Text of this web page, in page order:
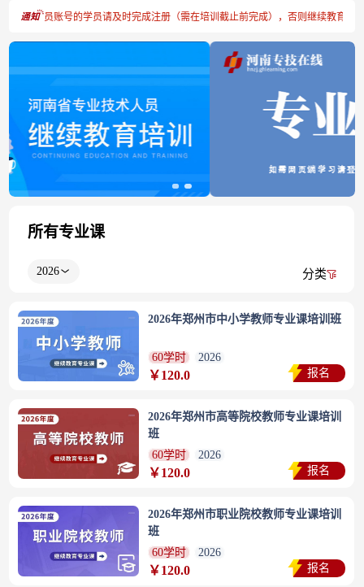
技人员账号的学员请及时完成注册（需在培训截止前完成），否则继续教育学时
所有专业课
2026 分类
2026年郑州市中小学教师专业课培训班
60学时 2026
￥120.0 报名
2026年郑州市高等院校教师专业课培训
班
60学时
2026
￥120.0 报名
2026年郑州市职业院校教师专业课培训
班
60学时
2026
￥120.0 报名